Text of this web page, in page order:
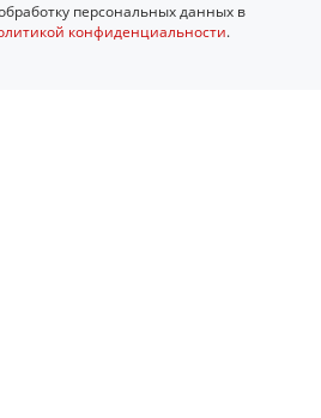
персональных данных в
конфиденциальности.